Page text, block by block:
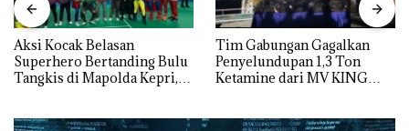
Aksi Kocak Belasan
Superhero Bertanding Bulu
Tangkis di Mapolda Kepri,
Tim Gabungan Gagalkan
Penyelundupan 1,3 Ton
Ketamine dari MV KING